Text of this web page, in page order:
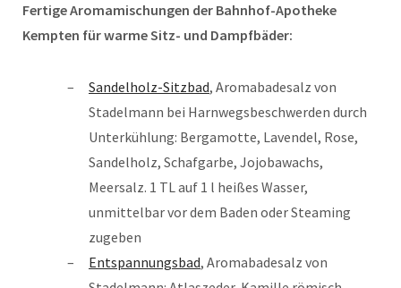
Fertige Aromamischungen der Bahnhof-Apotheke
Kempten für warme Sitz- und Dampfbäder:
Sandelholz-Sitzbad, Aromabadesalz von
Stadelmann bei Harnwegsbeschwerden durch
Unterkühlung: Bergamotte, Lavendel, Rose,
Sandelholz, Schafgarbe, Jojobawachs,
Meersalz. 1 TL auf 1 l heißes Wasser,
unmittelbar vor dem Baden oder Steaming
zugeben
Entspannungsbad, Aromabadesalz von